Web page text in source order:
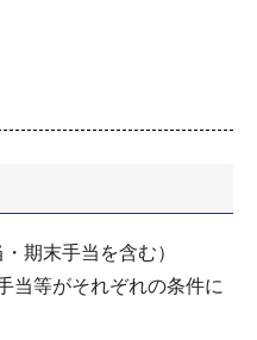
期末手当を含む）
当等がそれぞれの条件に